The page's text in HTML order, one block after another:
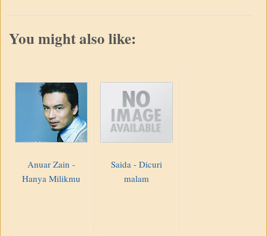
You might also like:
Anuar Zain -
Hanya Milikmu
Saida - Dicuri
malam